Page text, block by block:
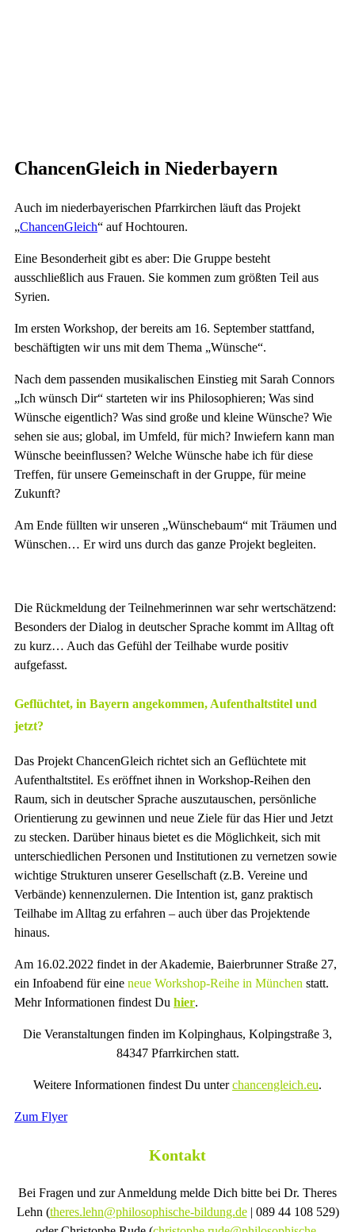
ChancenGleich in Niederbayern
Auch im niederbayerischen Pfarrkirchen läuft das Projekt
„ChancenGleich“ auf Hochtouren.
Eine Besonderheit gibt es aber: Die Gruppe besteht
ausschließlich aus Frauen. Sie kommen zum größten Teil aus
Syrien.
Im ersten Workshop, der bereits am 16. September stattfand,
beschäftigten wir uns mit dem Thema „Wünsche“.
Nach dem passenden musikalischen Einstieg mit Sarah Connors
„Ich wünsch Dir“ starteten wir ins Philosophieren; Was sind
Wünsche eigentlich? Was sind große und kleine Wünsche? Wie
sehen sie aus; global, im Umfeld, für mich? Inwiefern kann man
Wünsche beeinflussen? Welche Wünsche habe ich für diese
Treffen, für unsere Gemeinschaft in der Gruppe, für meine
Zukunft?
Am Ende füllten wir unseren „Wünschebaum“ mit Träumen und
Wünschen… Er wird uns durch das ganze Projekt begleiten.
Die Rückmeldung der Teilnehmerinnen war sehr wertschätzend:
Besonders der Dialog in deutscher Sprache kommt im Alltag oft
zu kurz… Auch das Gefühl der Teilhabe wurde positiv
aufgefasst.
Geflüchtet, in Bayern angekommen, Aufenthaltstitel und
jetzt?
Das Projekt ChancenGleich richtet sich an Geflüchtete mit
Aufenthaltstitel. Es eröffnet ihnen in Workshop-Reihen den
Raum, sich in deutscher Sprache auszutauschen, persönliche
Orientierung zu gewinnen und neue Ziele für das Hier und Jetzt
zu stecken. Darüber hinaus bietet es die Möglichkeit, sich mit
unterschiedlichen Personen und Institutionen zu vernetzen sowie
wichtige Strukturen unserer Gesellschaft (z.B. Vereine und
Verbände) kennenzulernen. Die Intention ist, ganz praktisch
Teilhabe im Alltag zu erfahren – auch über das Projektende
hinaus.
Am 16.02.2022 findet in der Akademie, Baierbrunner Straße 27,
ein Infoabend für eine neue Workshop-Reihe in München statt.
Mehr Informationen findest Du hier.
Die Veranstaltungen finden im Kolpinghaus, Kolpingstraße 3,
84347 Pfarrkirchen statt.
Weitere Informationen findest Du unterchancengleich.eu.
Zum Flyer
Kontakt
Bei Fragen und zur Anmeldung melde Dich bitte bei Dr. Theres
Lehn (theres.lehn@philosophische-bildung.de| 089 44 108 529)